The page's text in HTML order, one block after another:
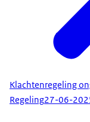
Klachtenregeling
Regeling27-06-